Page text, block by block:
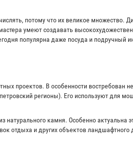
потому что их великое
умеют создавать
популярна даже посуда и подручный
проектов. В особенности
регионы). Его используют для
камня. Особенно актуальна
отдыха и других объектов